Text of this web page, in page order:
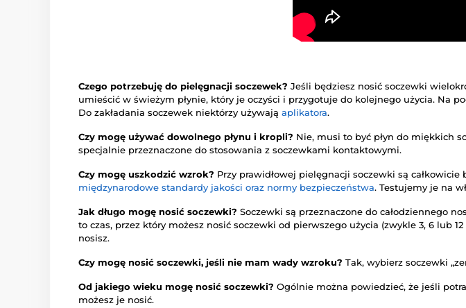
Czego potrzebuję do pielęgnacji soczewek? Jeśli będziesz nosić soczewki
umieścić w świeżym płynie, który je oczyści i przygotuje do kolejnego użycia. Na
Do zakładania soczewek niektórzy używają aplikatora.
Czy mogę używać dowolnego płynu i kropli? Nie, musi to być płyn do miękkich
specjalnie przeznaczone do stosowania z soczewkami kontaktowymi.
Czy mogę uszkodzić wzrok? Przy prawidłowej pielęgnacji soczewki są
międzynarodowe standardy jakości oraz normy bezpieczeństwa. Testujemy je na
Jak długo mogę nosić soczewki? Soczewki są przeznaczone do całodziennego
to czas, przez który możesz nosić soczewki od pierwszego użycia (zwykle 3, 6 lub
nosisz.
Czy mogę nosić soczewki, jeśli nie mam wady wzroku? Tak, wybierz soczewki
Od jakiego wieku mogę nosić soczewki? Ogólnie można powiedzieć, że jeśli
możesz je nosić.